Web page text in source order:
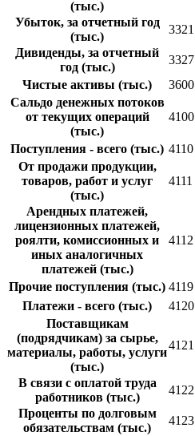
(тыс.)
Убыток, за отчетный год
(тыс.)
3321
Дивиденды, за отчетный
год (тыс.)
3327
Чистые активы (тыс.)
3600
Сальдо денежных потоков
от текущих операций
(тыс.)
4100
Поступления - всего (тыс.) 4110
От продажи продукции,
товаров, работ и услуг
(тыс.)
4111
Арендных платежей,
лицензионных платежей,
роялти, комиссионных и
иных аналогичных
платежей (тыс.)
4112
Прочие поступления (тыс.) 4119
Платежи - всего (тыс.) 4120
Поставщикам
(подрядчикам) за сырье,
материалы, работы, услуги
(тыс.)
4121
В связи с оплатой труда
работников (тыс.)
4122
Проценты по долговым
обязательствам (тыс.)
4123